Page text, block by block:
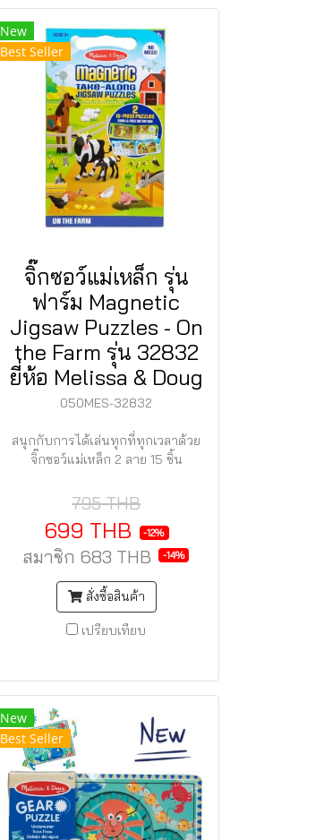
New
Best Seller
จิ๊กซอว์แม่เหล็ก รุ่น
ฟาร์ม Magnetic
Jigsaw Puzzles - On
the Farm รุ่น 32832
ยี่ห้อ Melissa & Doug
050MES-32832
สนุกกับการได้เล่นทุกที่ทุกเวลาด้วย
จิ๊กซอว์แม่เหล็ก 2 ลาย 15 ชิ้น
795 THB
699 THB -12%
สมาชิก 683 THB -14%
สั่งซื้อสินค้า
เปรียบเทียบ
New
Best Seller